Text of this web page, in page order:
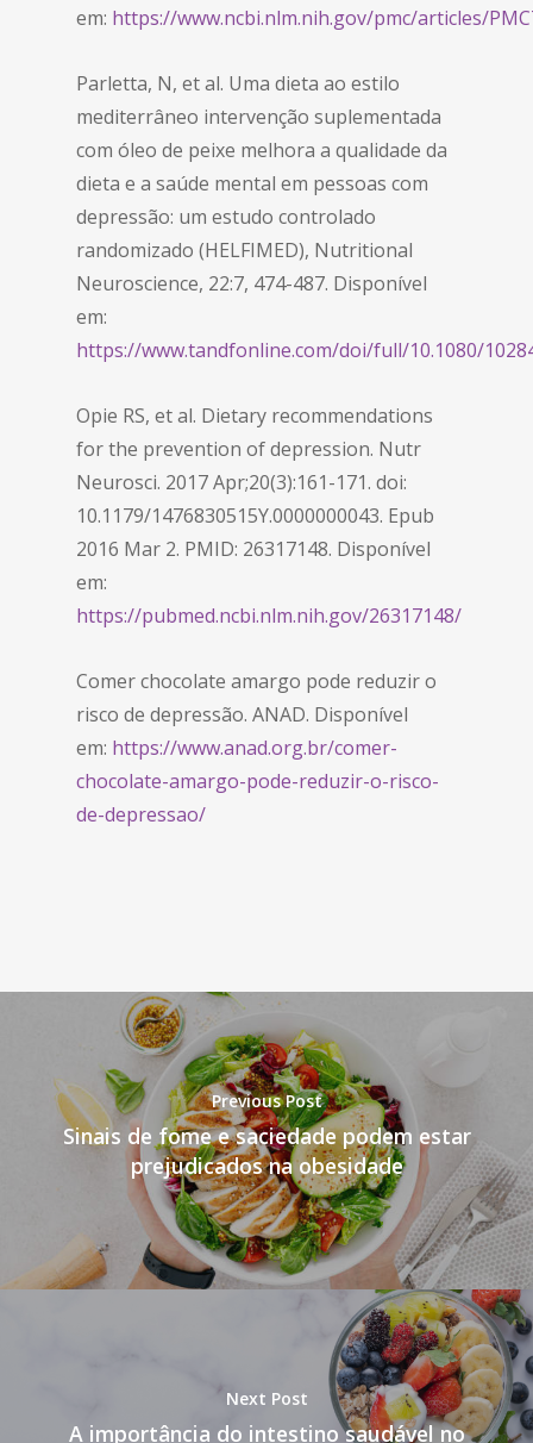
em: https://www.ncbi.nlm.nih.gov/pmc/articles/
Parletta, N, et al. Uma dieta ao estilo
mediterrâneo intervenção suplementada
com óleo de peixe melhora a qualidade da
dieta e a saúde mental em pessoas com
depressão: um estudo controlado
randomizado (HELFIMED), Nutritional
Neuroscience, 22:7, 474-487. Disponível
em:
https://www.tandfonline.com/doi/full/10.1080/
Opie RS, et al. Dietary recommendations
for the prevention of depression. Nutr
Neurosci. 2017 Apr;20(3):161-171. doi:
10.1179/1476830515Y.0000000043. Epub
2016 Mar 2. PMID: 26317148. Disponível
em:
https://pubmed.ncbi.nlm.nih.gov/26317148/
Comer chocolate amargo pode reduzir o
risco de depressão. ANAD. Disponível
em: https://www.anad.org.br/comer-
chocolate-amargo-pode-reduzir-o-risco-
de-depressao/
Previous Post
Sinais de fome e saciedade podem estar
prejudicados na obesidade
Next Post
A importância do intestino saudável no